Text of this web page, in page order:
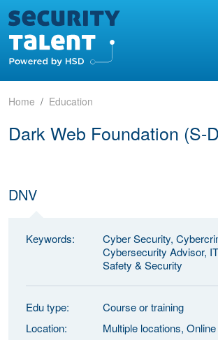
Home Education
Dark Web Foundation (S-
DNV
Keywords:
Cyber Security,
Cybersecurity Advisor,
Safety & Security
Edu type:
Course or training
Location:
Multiple locations, Online